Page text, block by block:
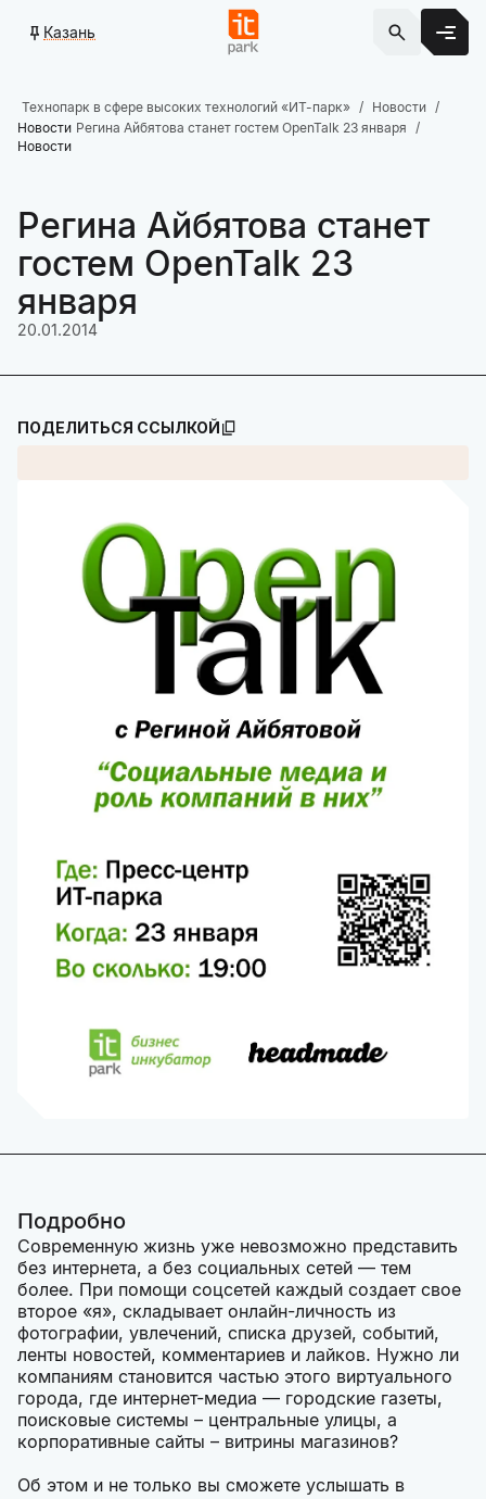
Казань
Технопарк в сфере высоких технологий «ИТ-парк»
Новости
Новости Регина Айбятова станет гостем OpenTalk 23 января
Новости
Регина Айбятова станет
гостем OpenTalk 23
января
20.01.2014
ПОДЕЛИТЬСЯ ССЫЛКОЙ
Подробно
Современную жизнь уже невозможно представить
без интернета, а без социальных сетей — тем
более. При помощи соцсетей каждый создает свое
второе «я», складывает онлайн-личность из
фотографии, увлечений, списка друзей, событий,
ленты новостей, комментариев и лайков. Нужно ли
компаниям становится частью этого виртуального
города, где интернет-медиа — городские газеты,
поисковые системы – центральные улицы, а
корпоративные сайты – витрины магазинов?
Об этом и не только вы сможете услышать в